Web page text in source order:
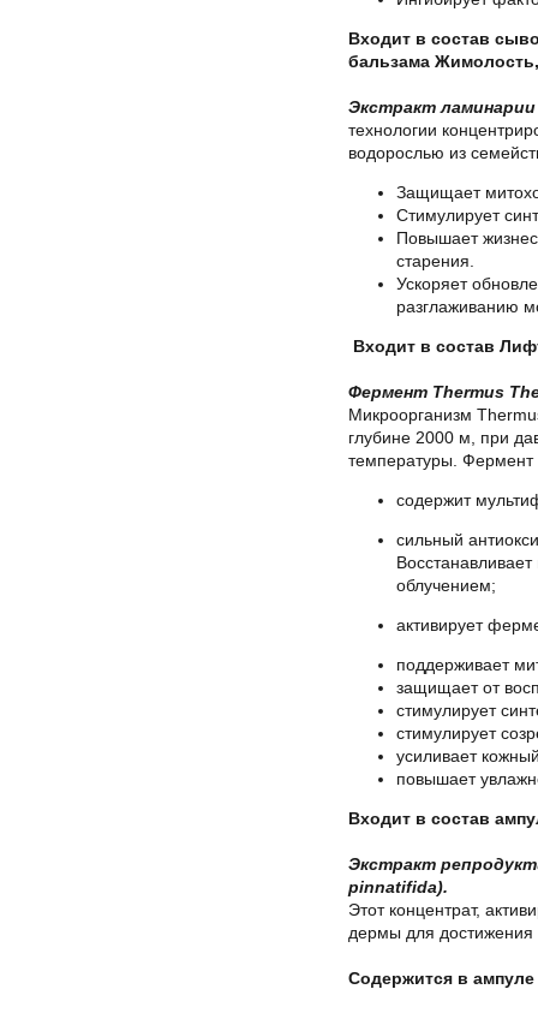
Входит в состав
бальзама
Экстракт ламинарии
технологии
водорослью из
Защищает
Стимулирует
Повышает
старения.
Ускоряет
разглаживанию
Входит в состав
Фермент Thermus
Микроорганизм
глубине 2000 м, при
температуры. Фермент
содержит
сильный
облучением;
активирует
поддерживает
защищает от
стимулирует
стимулирует
усиливает
повышает
Входит в состав
Экстракт
pinnatifida).
Этот концентрат,
дермы для
Содержится в